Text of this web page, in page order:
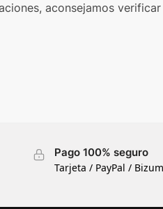
aconsejamos
Pago 100% seguro
Tarjeta / PayPal / Bizum